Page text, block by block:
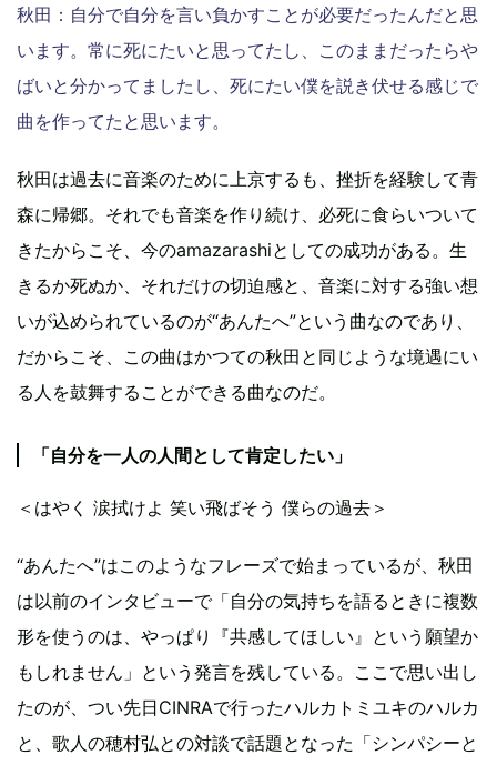
秋田：自分で自分を言い負かすことが必要だったんだと思
います。常に死にたいと思ってたし、このままだったらや
ばいと分かってましたし、死にたい僕を説き伏せる感じで
曲を作ってたと思います。
秋田は過去に音楽のために上京するも、挫折を経験して青
森に帰郷。それでも音楽を作り続け、必死に食らいついて
きたからこそ、今のamazarashiとしての成功がある。生
きるか死ぬか、それだけの切迫感と、音楽に対する強い想
いが込められているのが“あんたへ”という曲なのであり、
だからこそ、この曲はかつての秋田と同じような境遇にい
る人を鼓舞することができる曲なのだ。
「自分を一人の人間として肯定したい」
＜はやく 涙拭けよ 笑い飛ばそう 僕らの過去＞
“あんたへ”はこのようなフレーズで始まっているが、秋田
は以前のインタビューで「自分の気持ちを語るときに複数
形を使うのは、やっぱり『共感してほしい』という願望か
もしれません」という発言を残している。ここで思い出し
たのが、つい先日CINRAで行ったハルカトミユキのハルカ
と、歌人の穂村弘との対談で話題となった「シンパシーと